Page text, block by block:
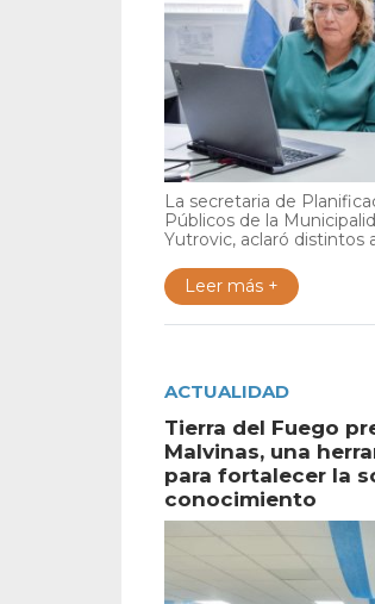
La secretaria de
Públicos de la
Yutrovic, aclaró distintos
Leer más +
ACTUALIDAD
Tierra del Fuego
Malvinas, una
para fortalecer la
conocimiento